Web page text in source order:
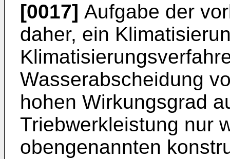
[0017] Aufgabe der
daher, ein
Wasserabscheidung
hohen Wirkungsgrad
Triebwerkleistung nur
obengenannten